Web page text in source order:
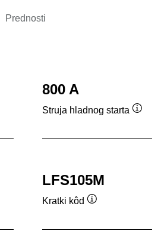
Prednosti
800 A
Struja hladnog starta
LFS105M
Kratki kôd